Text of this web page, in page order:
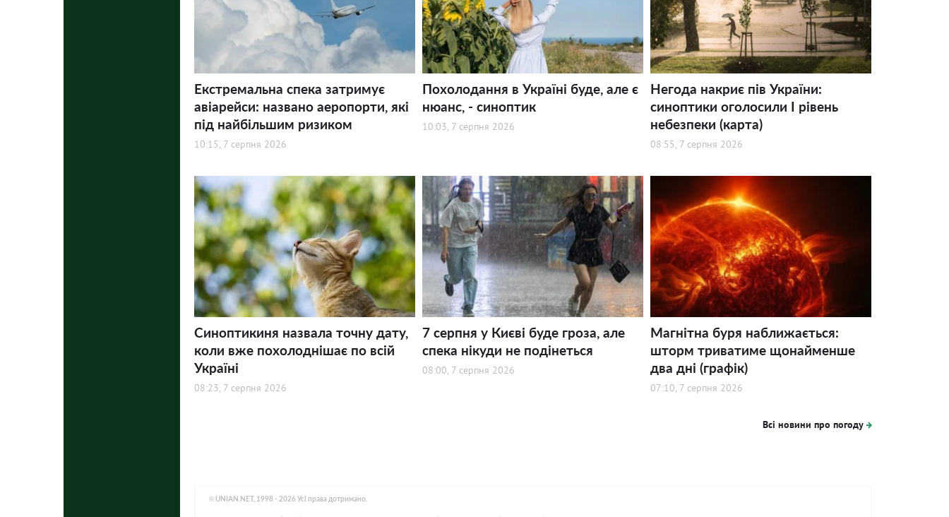
Екстремальна спека затримує
авіарейси: названо аеропорти, які
під найбільшим ризиком
10:15, 7 серпня 2026
Похолодання в Україні буде, але є
нюанс, - синоптик
10:03, 7 серпня 2026
Негода накриє пів України:
синоптики оголосили І рівень
небезпеки (карта)
08:55, 7 серпня 2026
Синоптикиня назвала точну дату,
коли вже похолоднішає по всій
Україні
08:23, 7 серпня 2026
7 серпня у Києві буде гроза, але
спека нікуди не подінеться
08:00, 7 серпня 2026
Магнітна буря наближається:
шторм триватиме щонайменше
два дні (графік)
07:10, 7 серпня 2026
Всі новини про погоду
© UNIAN.NET, 1998 - 2026 Усі права дотримано.